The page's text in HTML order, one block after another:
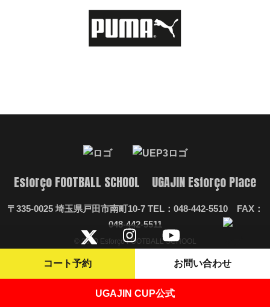
コート予約 お問い合わせ
UGAJIN CUP公式
Esforço FOOTBALL SCHOOL UGAJIN Esforço Place
〒335-0025 埼玉県戸田市南町10-7 TEL：048-442-5510 FAX：
048-442-5511
© 2020 Esforço FOOTBALL SCHOOL